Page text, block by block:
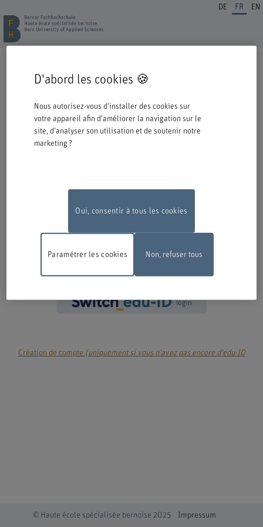
DE FR EN
Cordiale bienvenue à la BFH. Vous avez opté pour une formation ou un
Veuillez prendre connaissance des informations ci-dessous concernant le
processus d'inscription.
Authentification avec Switch edu-ID
Travaux de maintenance En raison de travaux de maintenance, le
2026, entre 18 h et 22 h.Nous vous remercions de votre compréhension
login
Création de compte (uniquement si vous n'avez pas encore d'edu-ID
© Haute école spécialisée bernoise 2025 Impressum
D'abord les cookies 🍪
Nous autorisez-vous d'installer des cookies sur
votre appareil afin d'améliorer la navigation sur le
site, d'analyser son utilisation et de soutenir notre
marketing ?
Oui, consentir à tous les cookies
Paramétrer les cookies Non, refuser tous